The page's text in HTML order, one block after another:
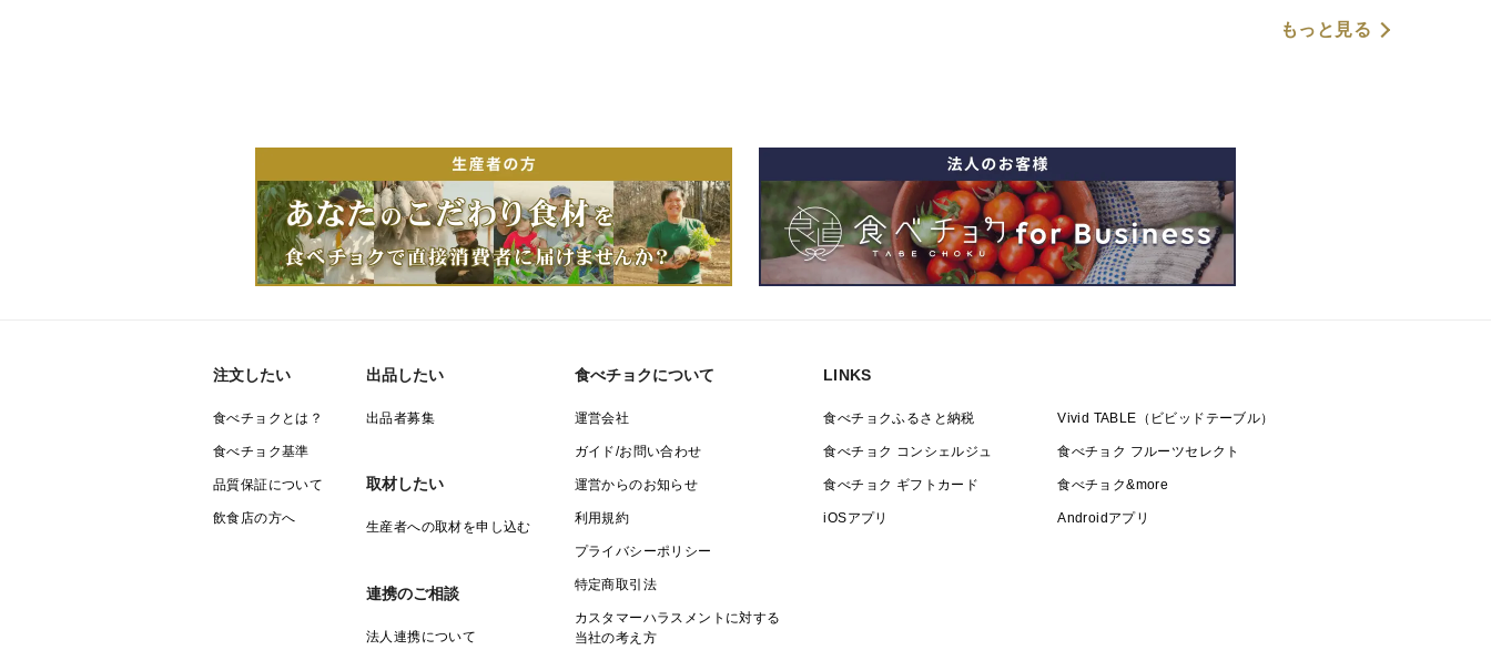
もっと見る
注文したい
食べチョクとは？
食べチョク基準
品質保証について
飲食店の方へ
出品したい
出品者募集
取材したい
生産者への取材を申し込む
連携のご相談
法人連携について
食べチョクについて
運営会社
ガイド/お問い合わせ
運営からのお知らせ
利用規約
プライバシーポリシー
特定商取引法
カスタマーハラスメントに対する
当社の考え方
LINKS
食べチョクふるさと納税 Vivid TABLE（ビビッドテーブル）
食べチョク コンシェルジュ 食べチョク フルーツセレクト
食べチョク ギフトカード 食べチョク&more
iOSアプリ Androidアプリ